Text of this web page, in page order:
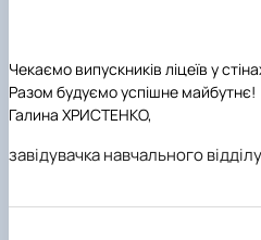
Чекаємо випускників ліцеїв у
Разом будуємо успішне майбутнє!
Галина ХРИСТЕНКО,
завідувачка навчального відділу